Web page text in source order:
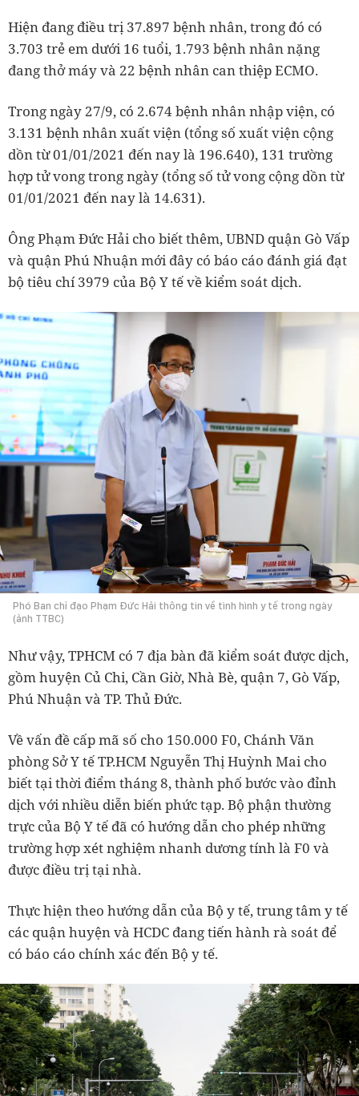
Hiện đang điều trị 37.897 bệnh nhân, trong đó có
3.703 trẻ em dưới 16 tuổi, 1.793 bệnh nhân nặng
đang thở máy và 22 bệnh nhân can thiệp ECMO.
Trong ngày 27/9, có 2.674 bệnh nhân nhập viện, có
3.131 bệnh nhân xuất viện (tổng số xuất viện cộng
dồn từ 01/01/2021 đến nay là 196.640), 131 trường
hợp tử vong trong ngày (tổng số tử vong cộng dồn từ
01/01/2021 đến nay là 14.631).
Ông Phạm Đức Hải cho biết thêm, UBND quận Gò Vấp
và quận Phú Nhuận mới đây có báo cáo đánh giá đạt
bộ tiêu chí 3979 của Bộ Y tế về kiểm soát dịch.
Phó Ban chỉ đạo Phạm Đức Hải thông tin về tình hình y tế trong ngày
(ảnh TTBC)
Như vậy, TPHCM có 7 địa bàn đã kiểm soát được dịch,
gồm huyện Củ Chi, Cần Giờ, Nhà Bè, quận 7, Gò Vấp,
Phú Nhuận và TP. Thủ Đức.
Về vấn đề cấp mã số cho 150.000 F0, Chánh Văn
phòng Sở Y tế TP.HCM Nguyễn Thị Huỳnh Mai cho
biết tại thời điểm tháng 8, thành phố bước vào đỉnh
dịch với nhiều diễn biến phức tạp. Bộ phận thường
trực của Bộ Y tế đã có hướng dẫn cho phép những
trường hợp xét nghiệm nhanh dương tính là F0 và
được điều trị tại nhà.
Thực hiện theo hướng dẫn của Bộ y tế, trung tâm y tế
các quận huyện và HCDC đang tiến hành rà soát để
có báo cáo chính xác đến Bộ y tế.